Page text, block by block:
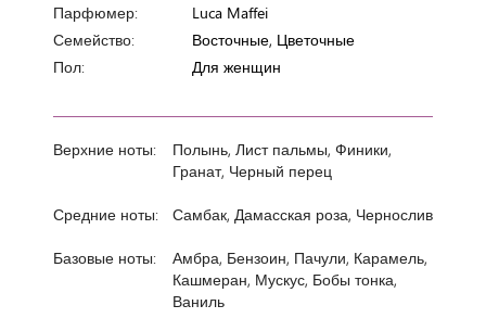
Парфюмер:
Luca Maffei
Семейство:
Восточные, Цветочные
Пол:
Для женщин
Верхние ноты:
Полынь, Лист пальмы, Финики,
Гранат, Черный перец
Средние ноты: Самбак, Дамасская роза, Чернослив
Базовые ноты:
Амбра, Бензоин, Пачули, Карамель,
Кашмеран, Мускус, Бобы тонка,
Ваниль